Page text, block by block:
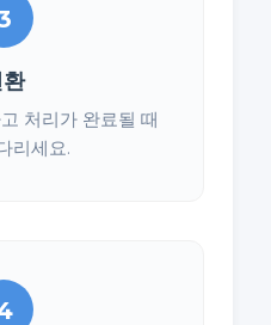
환
처리가 완료될 때
리세요.